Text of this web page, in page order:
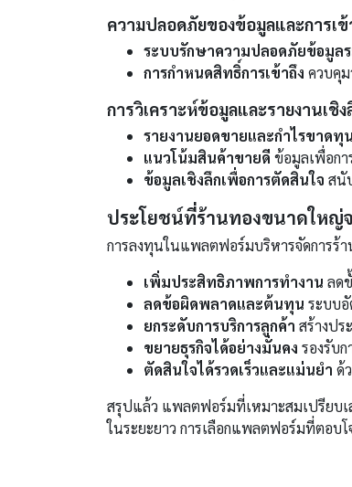
ความปลอดภัยของข้อมูลและการเข้
ระบบรักษาความปลอดภัยข้อมูล
การกำหนดสิทธิ์การเข้าถึง ควบคุ
การวิเคราะห์ข้อมูลและรายงานเชิง
รายงานยอดขายและกำไรขาดทุน
แนวโน้มสินค้าขายดี ข้อมูลเพื่อก
ข้อมูลเชิงลึกเพื่อการตัดสินใจ สนั
ประโยชน์ที่ร้านทองขนาดใหญ่
การลงทุนในแพลตฟอร์มบริหารจัดการร้
เพิ่มประสิทธิภาพการทำงาน ลด
ลดข้อผิดพลาดและต้นทุน ระบบ
ยกระดับการบริการลูกค้า สร้างป
ขยายธุรกิจได้อย่างมั่นคง รองรับ
ตัดสินใจได้รวดเร็วและแม่นยำ ด้
สรุปแล้ว แพลตฟอร์มที่เหมาะสมเปรียบ
ในระยะยาว การเลือกแพลตฟอร์มที่ตอบ